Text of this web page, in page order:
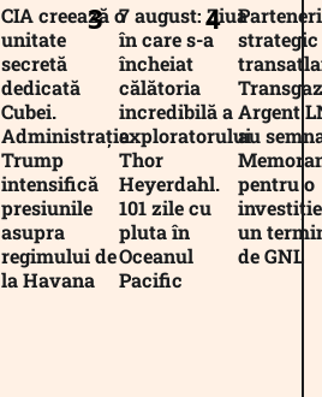
CIA creează o
unitate
secretă
dedicată
Cubei.
Administrația
Trump
intensifică
presiunile
asupra
regimului de
la Havana
7 august: Ziua
în care s-a
încheiat
călătoria
incredibilă a
exploratorului
Thor
Heyerdahl.
101 zile cu
pluta în
Oceanul
Pacific
strategic
Argent
au
pentru o
un
de GNL